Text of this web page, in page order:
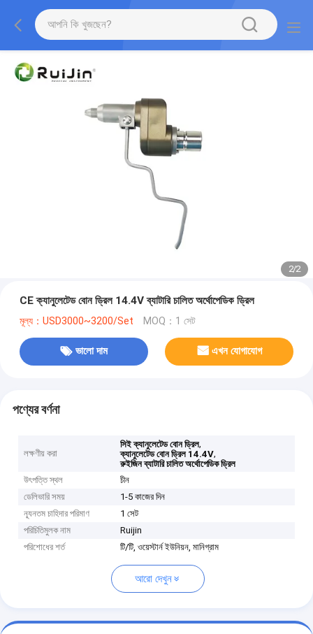
2/2
CE ক্যানুলেটেড বোন ড্রিল 14.4V ব্যাটারি চালিত অর্থোপেডিক ড্রিল
মূল্য：USD3000~3200/Set MOQ：1 সেট
ভালো দাম এখন যোগাযোগ
পণ্যের বর্ণনা
লক্ষণীয় করা
সিই ক্যানুলেটেড বোন ড্রিল,
ক্যানুলেটেড বোন ড্রিল 14.4V,
রুইজিন ব্যাটারি চালিত অর্থোপেডিক ড্রিল
উৎপত্তি স্থল
চীন
ডেলিভারি সময়
1-5 কাজের দিন
ন্যূনতম চাহিদার পরিমাণ
1 সেট
পরিচিতিমুলক নাম
Ruijin
পরিশোধের শর্ত
টি/টি, ওয়েস্টার্ন ইউনিয়ন, মানিগ্রাম
আরো দেখুন